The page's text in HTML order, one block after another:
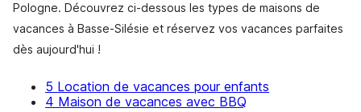
Pologne. Découvrez ci-dessous les types de maisons de
vacances à Basse-Silésie et réservez vos vacances parfaites
dès aujourd'hui !
5 Location de vacances pour enfants
4 Maison de vacances avec BBQ